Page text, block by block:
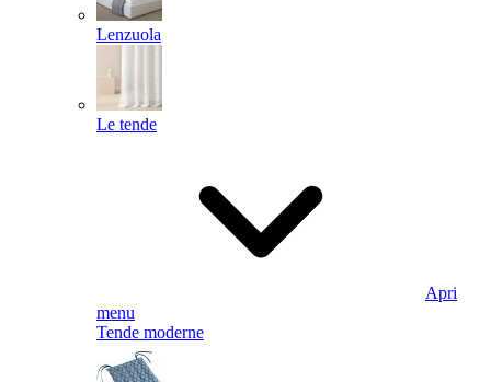
Lenzuola
Le tende
Apri
menu
Tende moderne